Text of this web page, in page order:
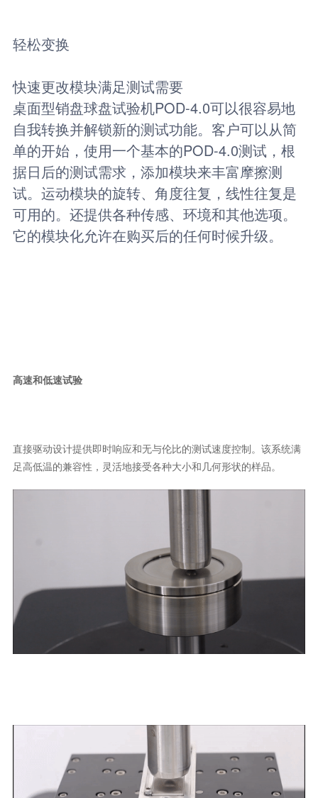
轻松变换
快速更改模块满足测试需要
桌面型销盘球盘试验机POD-4.0可以很容易地
自我转换并解锁新的测试功能。客户可以从简
单的开始，使用一个基本的POD-4.0测试，根
据日后的测试需求，添加模块来丰富摩擦测
试。运动模块的旋转、角度往复，线性往复是
可用的。还提供各种传感、环境和其他选项。
它的模块化允许在购买后的任何时候升级。
高速和低速试验
直接驱动设计提供即时响应和无与伦比的测试速度控制。该系统满
足高低温的兼容性，灵活地接受各种大小和几何形状的样品。